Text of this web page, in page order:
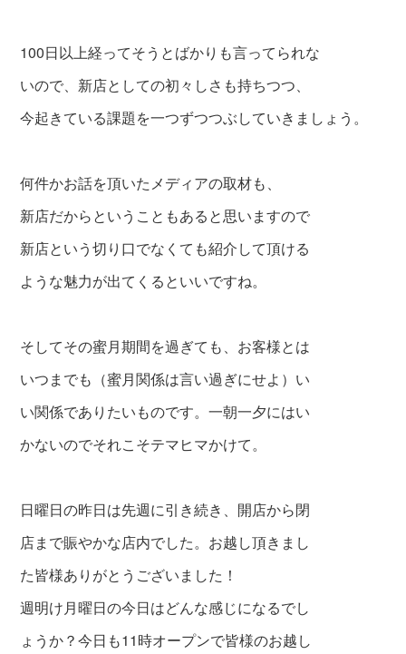
100日以上経ってそうとばかりも言ってられな
いので、 新店としての初々しさも持ちつつ、
今起きている課題を一つずつつぶしていきましょう。
何件かお話を頂いたメディアの取材も、
新店だからということもあると思いますので
新店という切り口でなくても紹介して頂ける
ような魅力が出てくるといいですね。
そしてその蜜月期間を過ぎても、お客様とは
いつまでも（蜜月関係は言い過ぎにせよ）い
い関係でありたいものです。一朝一夕にはい
かないのでそれこそテマヒマかけて。
日曜日の昨日は先週に引き続き、開店から閉
店まで賑やかな店内でした。お越し頂きまし
た皆様ありがとうございました！
週明け月曜日の今日はどんな感じになるでし
ょうか？今日も11時オープンで皆様のお越し